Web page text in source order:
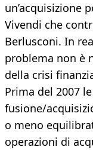
un’acquisizione
Vivendi che
Berlusconi. In
problema non è
della crisi
Prima del 2007
fusione/
o meno
operazioni di